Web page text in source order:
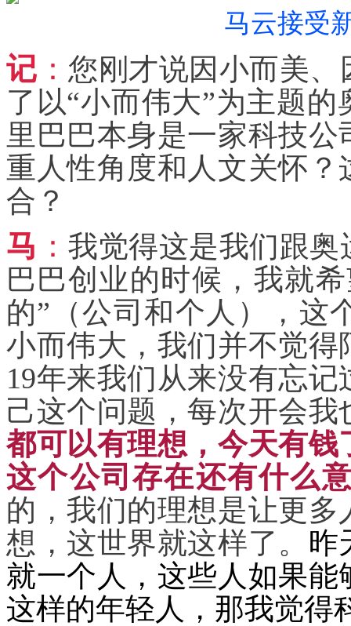
马云接受
记 ： 您刚才说因小而美
了以“小而伟大”为主题
里巴巴本身是一家科技
重人性角度和人文关怀
合？
马 ： 我觉得这是我们跟
巴巴创业的时候，我就
的”（公司和个人），这
小而伟大，我们并不觉
19年来我们从来没有忘
己这个问题，每次开会
都可以有理想，今天有
这个公司存在还有什么
的，我们的理想是让更
想，这世界就这样了。 昨
就一个人，这些人如果
这样的年轻人，那我觉得